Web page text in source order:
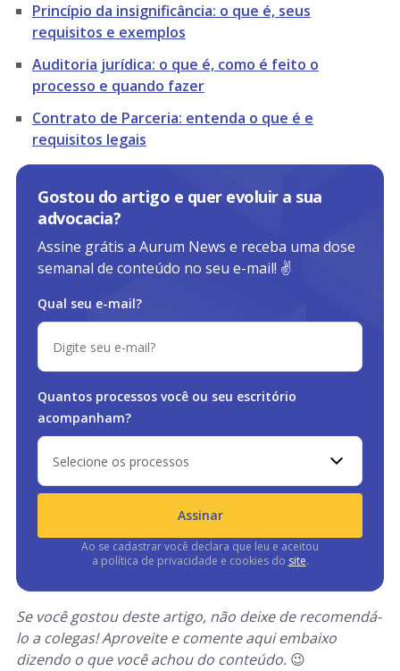
Princípio da insignificância: o que é, seus
requisitos e exemplos
Auditoria jurídica: o que é, como é feito o
processo e quando fazer
Contrato de Parceria: entenda o que é e
requisitos legais
Gostou do artigo e quer evoluir a sua
advocacia?
Assine grátis a Aurum News e receba uma dose
semanal de conteúdo no seu e-mail! ✌️
Qual seu e-mail?
Quantos processos você ou seu escritório
acompanham?
Selecione os processos
Assinar
Ao se cadastrar você declara que leu e aceitou
a política de privacidade e cookies do site.
Se você gostou deste artigo, não deixe de recomendá-
lo a colegas! Aproveite e comente aqui embaixo
dizendo o que você achou do conteúdo. 😉